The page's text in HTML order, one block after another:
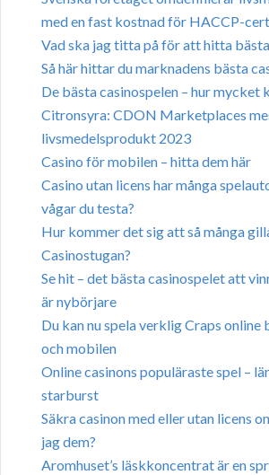
med en fast kostnad för HACCP-
Vad ska jag titta på för att hitta
Så här hittar du marknadens bästa
De bästa casinospelen – hur mycket
Citronsyra: CDON Marketplaces
livsmedelsprodukt 2023
Casino för mobilen – hitta dem här
Casino utan licens har många
vågar du testa?
Hur kommer det sig att så många
Casinostugan?
Se hit – det bästa casinospelet att
är nybörjare
Du kan nu spela verklig Craps online
och mobilen
Online casinons populäraste spel –
starburst
Säkra casinon med eller utan licens
jag dem?
Aromhuset’s läskkoncentrat är en